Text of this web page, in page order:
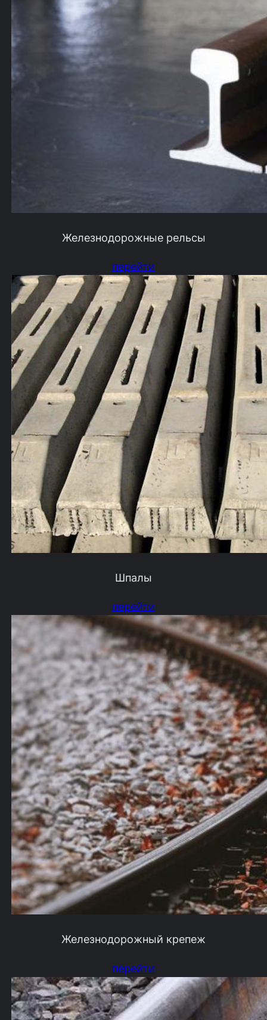
Железнодорожные рельсы
перейти
Шпалы
перейти
Железнодорожный крепеж
перейти